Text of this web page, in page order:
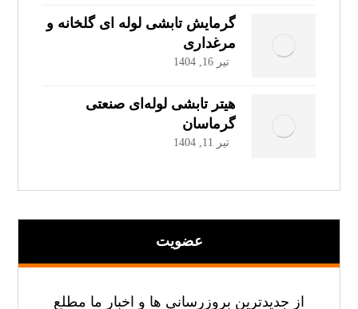
گرمایش تابشی لوله‌ ای گلخانه و
مرغداری
تیر 16, 1404
هیتر تابشی لوله‌ای صنعتی
گرماسان
تیر 11, 1404
عضویت
از جدیدترین بروزرسانی ها و اخبار ما مطلع